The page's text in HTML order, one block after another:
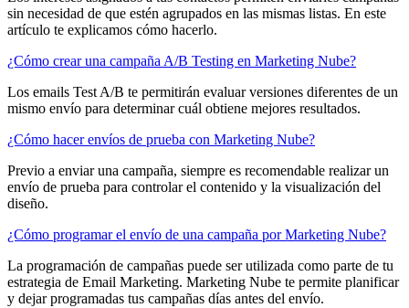
sin necesidad de que estén agrupados en las mismas listas. En este
artículo te explicamos cómo hacerlo.
¿Cómo crear una campaña A/B Testing en Marketing Nube?
Los emails Test A/B te permitirán evaluar versiones diferentes de un
mismo envío para determinar cuál obtiene mejores resultados.
¿Cómo hacer envíos de prueba con Marketing Nube?
Previo a enviar una campaña, siempre es recomendable realizar un
envío de prueba para controlar el contenido y la visualización del
diseño.
¿Cómo programar el envío de una campaña por Marketing Nube?
La programación de campañas puede ser utilizada como parte de tu
estrategia de Email Marketing. Marketing Nube te permite planificar
y dejar programadas tus campañas días antes del envío.